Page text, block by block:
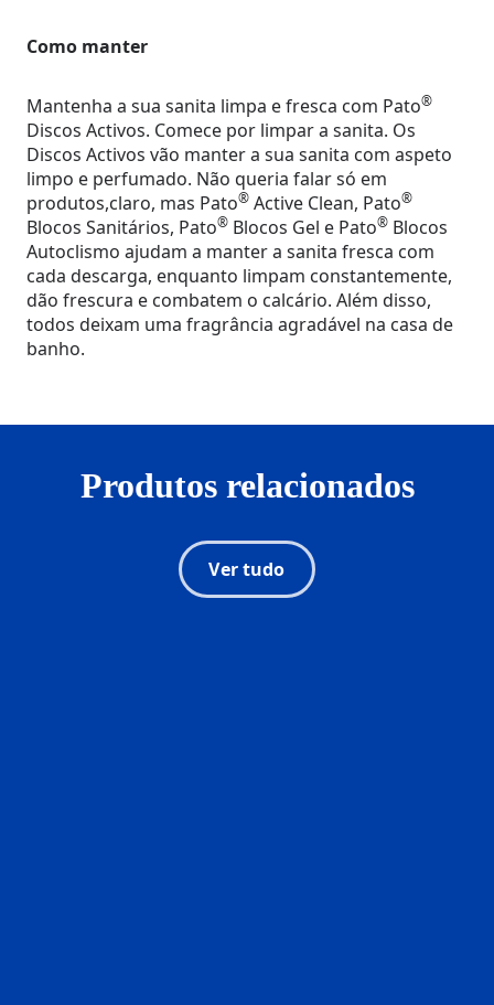
Como manter
Mantenha a sua sanita limpa e fresca com Pato®
Discos Activos. Comece por limpar a sanita. Os
Discos Activos vão manter a sua sanita com aspeto
limpo e perfumado. Não queria falar só em
produtos,claro, mas Pato® Active Clean, Pato®
Blocos Sanitários, Pato® Blocos Gel e Pato® Blocos
Autoclismo ajudam a manter a sanita fresca com
cada descarga, enquanto limpam constantemente,
dão frescura e combatem o calcário. Além disso,
todos deixam uma fragrância agradável na casa de
banho.
Produtos relacionados
Ver tudo